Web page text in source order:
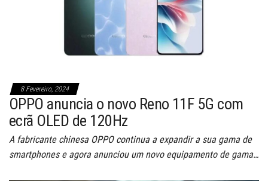
8 Fevereiro, 2024
OPPO anuncia o novo Reno 11F 5G com
ecrã OLED de 120Hz
A fabricante chinesa OPPO continua a expandir a sua gama de
smartphones e agora anunciou um novo equipamento de gama…